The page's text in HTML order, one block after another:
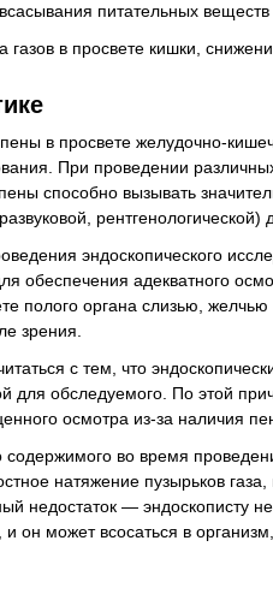
питательных веществ
в просвете кишки,
в просвете желудочно-
При проведении
способно вызывать
эндоскопического
обеспечения адекватного
полого органа слизью,
зрения.
с тем, что
для обследуемого. По этой
осмотра из-за наличия
во время
натяжение пузырьков
недостаток — эндоскописту
и он может всосаться в